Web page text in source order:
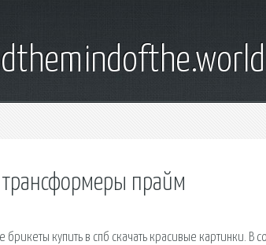
трансформеры прайм
брикеты купить в спб скачать красивые картинки. В